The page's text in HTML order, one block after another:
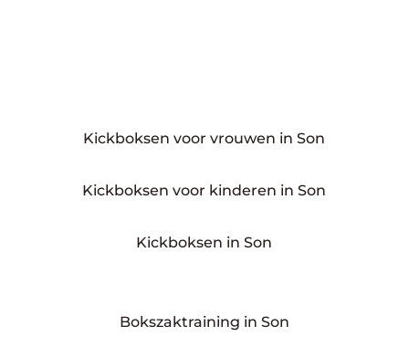
Kickboksen voor vrouwen in Son
Kickboksen voor kinderen in Son
Kickboksen in Son
Bokszaktraining in Son